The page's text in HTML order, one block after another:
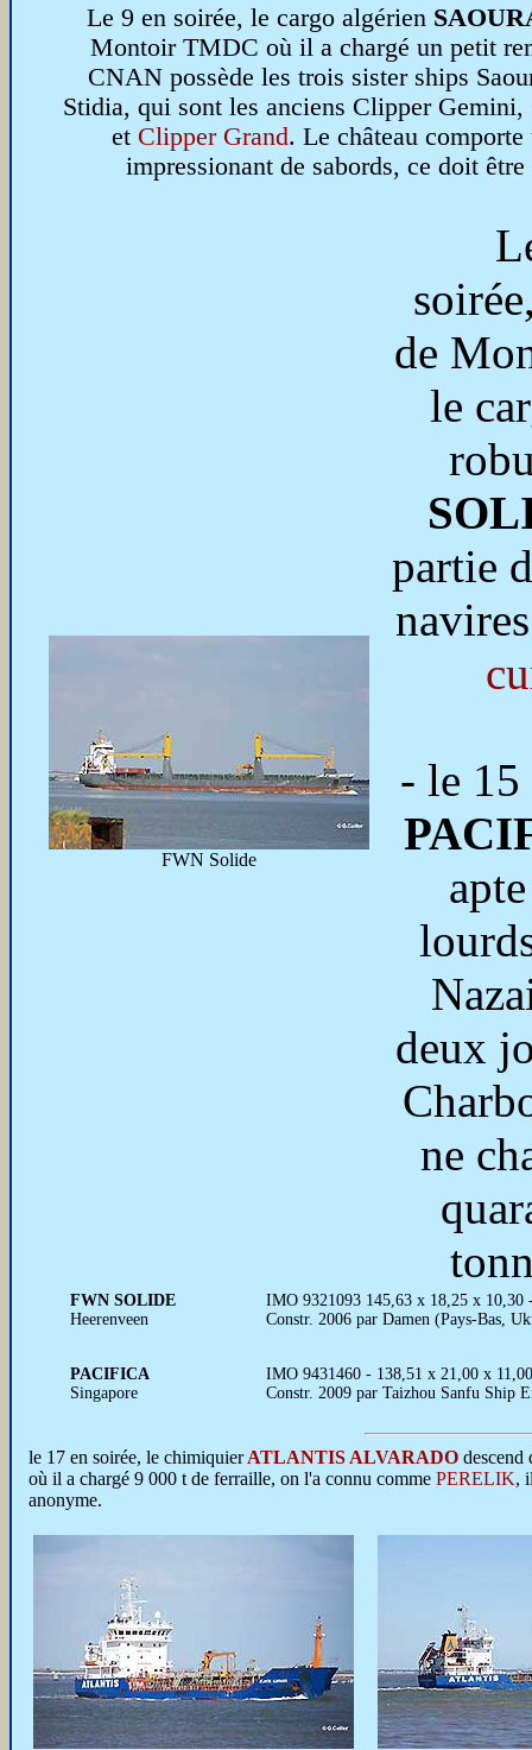
Le 9 en soirée, le cargo algérien
Montoir TMDC où il a chargé un petit
CNAN possède les trois sister ships
Stidia, qui sont les anciens Clipper Gemini,
et Clipper Grand. Le château comporte
impressionant de sabords, ce doit être
FWN Solide
de
le
partie
navires
- le 15
deux
ne
FWN SOLIDE
Heerenveen
IMO 9321093 145,63 x 18,25 x
Constr. 2006 par Damen (Pays-Bas,
PACIFICA
Singapore
IMO 9431460 - 138,51 x 21,00 x
Constr. 2009 par Taizhou Sanfu Ship
le 17 en soirée, le chimiquier ATLANTIS ALVARADO
où il a chargé 9 000 t de ferraille, on l'a connu comme PERELIK,
anonyme.